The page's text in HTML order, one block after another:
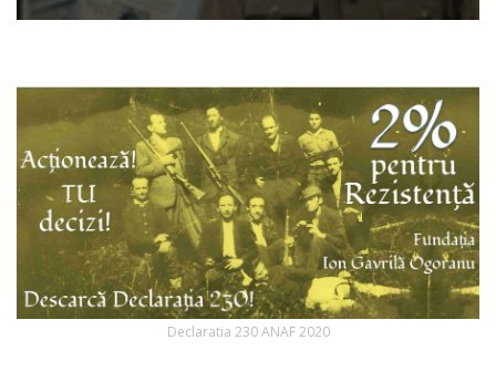
Declaratia 230 ANAF 2020